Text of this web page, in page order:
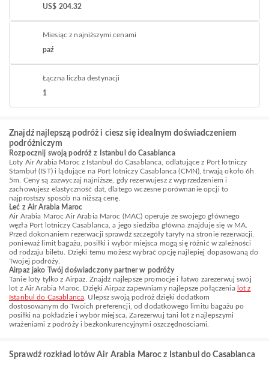
US$ 204.32
Miesiąc z najniższymi cenami
paź
Łączna liczba destynacji
1
Znajdź najlepszą podróż i ciesz się idealnym doświadczeniem
podróżniczym
Rozpocznij swoją podróż z Istanbul do Casablanca
Loty Air Arabia Maroc z Istanbul do Casablanca, odlatujące z Port lotniczy
Stambuł (IST) i lądujące na Port lotniczy Casablanca (CMN), trwają około 6h
5m. Ceny są zazwyczaj najniższe, gdy rezerwujesz z wyprzedzeniem i
zachowujesz elastyczność dat, dlatego wczesne porównanie opcji to
najprostszy sposób na niższą cenę.
Leć z Air Arabia Maroc
Air Arabia Maroc Air Arabia Maroc (MAC) operuje ze swojego głównego
węzła Port lotniczy Casablanca, a jego siedziba główna znajduje się w MA.
Przed dokonaniem rezerwacji sprawdź szczegóły taryfy na stronie rezerwacji,
ponieważ limit bagażu, posiłki i wybór miejsca mogą się różnić w zależności
od rodzaju biletu. Dzięki temu możesz wybrać opcję najlepiej dopasowaną do
Twojej podróży.
Airpaz jako Twój doświadczony partner w podróży
Tanie loty tylko z Airpaz. Znajdź najlepsze promocje i łatwo zarezerwuj swój
lot z Air Arabia Maroc. Dzięki Airpaz zapewniamy najlepsze połączenia lot z
Istanbul do Casablanca . Ulepsz swoją podróż dzięki dodatkom
dostosowanym do Twoich preferencji, od dodatkowego limitu bagażu po
posiłki na pokładzie i wybór miejsca. Zarezerwuj tani lot z najlepszymi
wrażeniami z podróży i bezkonkurencyjnymi oszczędnościami.
Sprawdź rozkład lotów Air Arabia Maroc z Istanbul do Casablanca